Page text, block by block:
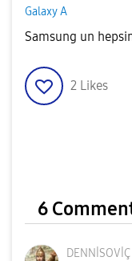
Galaxy A
Samsung un
2 Likes
6
DENNİSOVİÇ